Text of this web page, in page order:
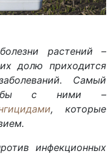
растений –
долю приходится
Самый
с ними –
, которые
инфекционных